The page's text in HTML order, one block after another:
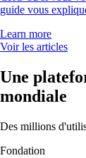
guide vous
Learn more
Voir les articles
Une
mondiale
Des millions
Fondation